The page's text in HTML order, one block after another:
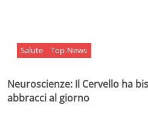
Salute Top-News
Neuroscienze: Il Cervello ha
abbracci al giorno